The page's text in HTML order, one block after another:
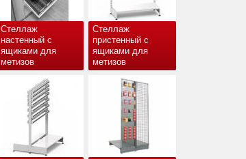
Стеллаж
настенный с
ящиками для
метизов
Стеллаж
пристенный с
ящиками для
метизов